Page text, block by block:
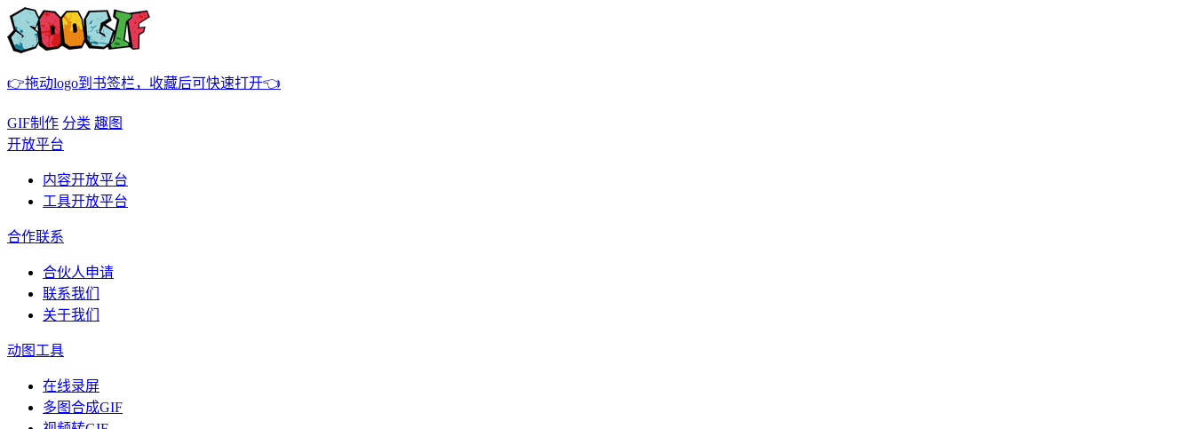
👉拖动logo到书签栏，收藏后可快速打开👈
GIF制作 分类 趣图
开放平台
内容开放平台
工具开放平台
合作联系
合伙人申请
联系我们
关于我们
动图工具
在线录屏
多图合成GIF